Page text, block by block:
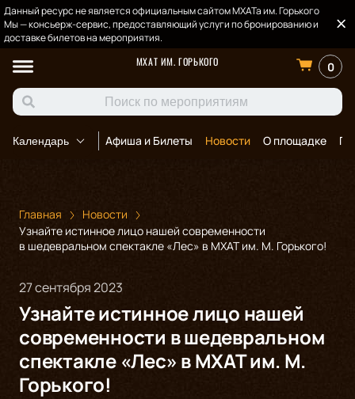
Данный ресурс не является официальным сайтом МХАТа им. Горького
Мы — консьерж-сервис, предоставляющий услуги по бронированию и
доставке билетов на мероприятия.
МХАТ ИМ. ГОРЬКОГО
0
Календарь Афиша и Билеты Новости О площадке
Главная
Новости
Узнайте истинное лицо нашей современности
в шедевральном спектакле «Лес» в МХАТ им. М. Горького!
27 сентября 2023
Узнайте истинное лицо нашей
современности в шедевральном
спектакле «Лес» в МХАТ им. М.
Горького!